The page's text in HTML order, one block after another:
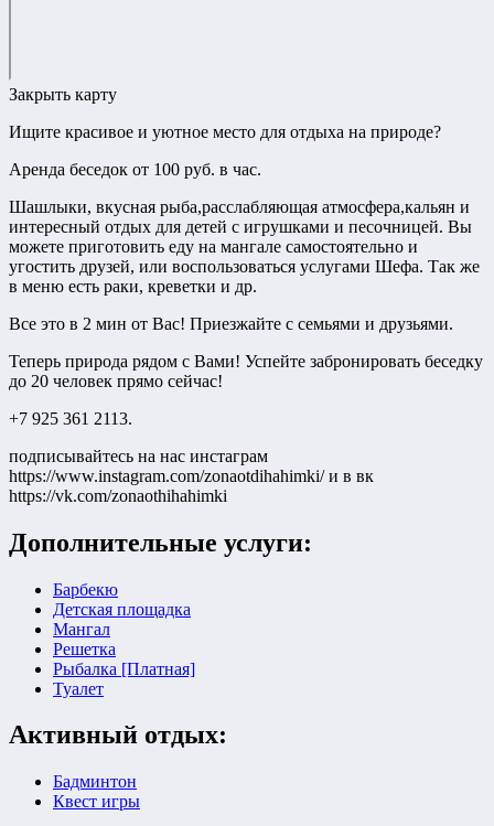
Закрыть карту
Ищите красивое и уютное место для отдыха на природе?
Аренда беседок от 100 руб. в час.
Шашлыки, вкусная рыба,расслабляющая атмосфера,кальян и
интересный отдых для детей с игрушками и песочницей. Вы
можете приготовить еду на мангале самостоятельно и
угостить друзей, или воспользоваться услугами Шефа. Так же
в меню есть раки, креветки и др.
Все это в 2 мин от Вас! Приезжайте с семьями и друзьями.
Теперь природа рядом с Вами! Успейте забронировать беседку
до 20 человек прямо сейчас!
+7 925 361 2113.
подписывайтесь на нас инстаграм
https://www.instagram.com/zonaotdihahimki/ и в вк
https://vk.com/zonaothihahimki
Дополнительные услуги:
Барбекю
Детская площадка
Мангал
Решетка
Рыбалка [Платная]
Туалет
Активный отдых:
Бадминтон
Квест игры